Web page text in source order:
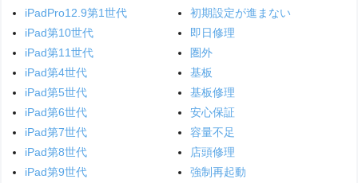
iPadPro12.9第1世代
iPad第10世代
iPad第11世代
iPad第4世代
iPad第5世代
iPad第6世代
iPad第7世代
iPad第8世代
iPad第9世代
初期設定が進まない
即日修理
圏外
基板
基板修理
安心保証
容量不足
店頭修理
強制再起動